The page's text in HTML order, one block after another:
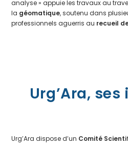
analyse » appuie les travaux au
la géomatique, soutenu dans
professionnels aguerris au recueil
Urg’Ara,
Urg’Ara dispose d’un Comité